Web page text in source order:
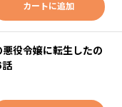
カートに追加
役令嬢に転生したの